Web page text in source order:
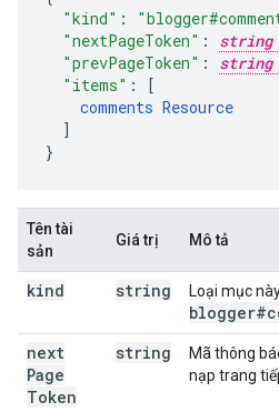
"kind" :
"nextPageToken" : string
"prevPageToken" : string
"items" :
[
comments Resource
]
}
Tên tài
sản
Giá trị Mô tả
kind string Loại mục
next
Page
Token
string
Mã thông
nạp trang